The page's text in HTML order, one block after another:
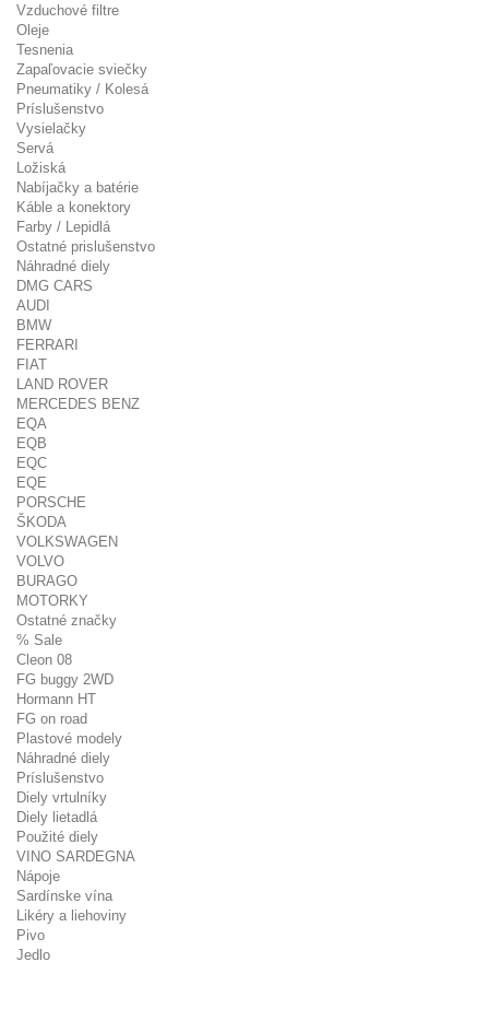
Vzduchové filtre
Oleje
Tesnenia
Zapaľovacie sviečky
Pneumatiky / Kolesá
Príslušenstvo
Vysielačky
Servá
Ložiská
Nabíjačky a batérie
Káble a konektory
Farby / Lepidlá
Ostatné prislušenstvo
Náhradné diely
DMG CARS
AUDI
BMW
FERRARI
FIAT
LAND ROVER
MERCEDES BENZ
EQA
EQB
EQC
EQE
PORSCHE
ŠKODA
VOLKSWAGEN
VOLVO
BURAGO
MOTORKY
Ostatné značky
% Sale
Cleon 08
FG buggy 2WD
Hormann HT
FG on road
Plastové modely
Náhradné diely
Príslušenstvo
Diely vrtulníky
Diely lietadlá
Použité diely
VINO SARDEGNA
Nápoje
Sardínske vína
Likéry a liehoviny
Pivo
Jedlo